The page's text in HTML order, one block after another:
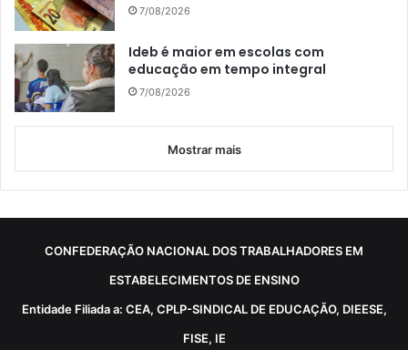
7/08/2026
Ideb é maior em escolas com
educação em tempo integral
7/08/2026
Mostrar mais
CONFEDERAÇÃO NACIONAL DOS TRABALHADORES EM
ESTABELECIMENTOS DE ENSINO
Entidade Filiada a: CEA, CPLP-SINDICAL DE EDUCAÇÃO, DIEESE,
FISE, IE